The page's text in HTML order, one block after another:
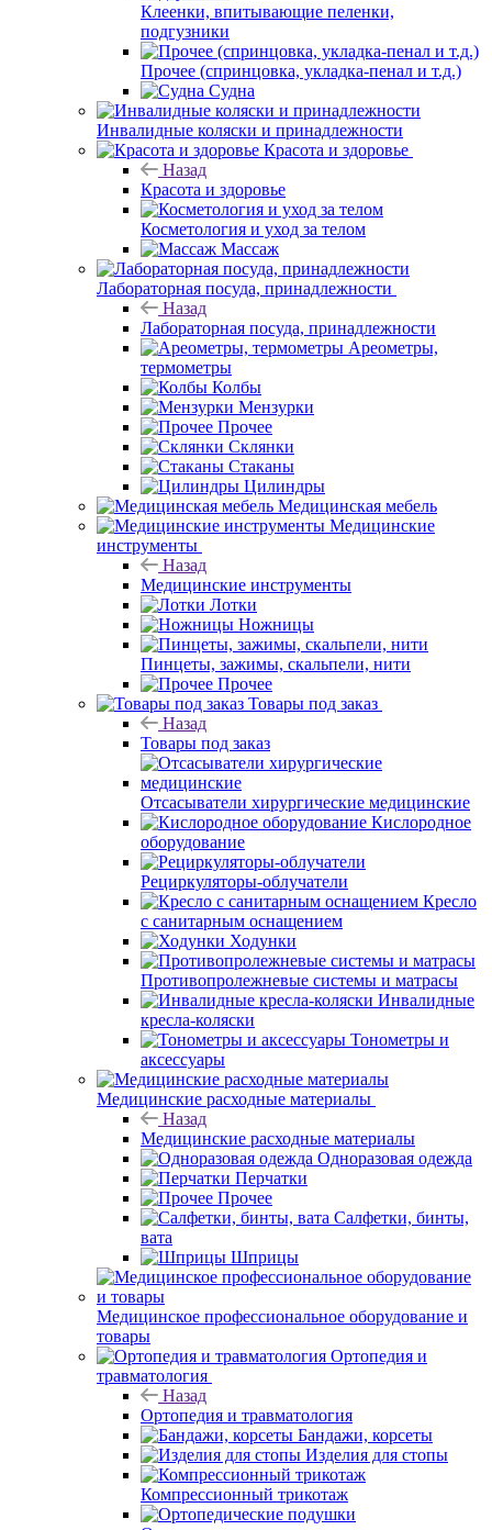
Клеенки, впитывающие пеленки,
подгузники
Прочее (спринцовка, укладка-пенал и т.д.)
Судна
Инвалидные коляски и принадлежности
Красота и здоровье
Назад
Красота и здоровье
Косметология и уход за телом
Массаж
Лабораторная посуда, принадлежности
Назад
Лабораторная посуда, принадлежности
Ареометры,
термометры
Колбы
Мензурки
Прочее
Склянки
Стаканы
Цилиндры
Медицинская мебель
Медицинские
инструменты
Назад
Медицинские инструменты
Лотки
Ножницы
Пинцеты, зажимы, скальпели, нити
Прочее
Товары под заказ
Назад
Товары под заказ
Отсасыватели хирургические медицинские
Кислородное
оборудование
Рециркуляторы-облучатели
Кресло
с санитарным оснащением
Ходунки
Противопролежневые системы и матрасы
Инвалидные
кресла-коляски
Тонометры и
аксессуары
Медицинские расходные материалы
Назад
Медицинские расходные материалы
Одноразовая одежда
Перчатки
Прочее
Салфетки, бинты,
вата
Шприцы
Медицинское профессиональное оборудование и
товары
Ортопедия и
травматология
Назад
Ортопедия и травматология
Бандажи, корсеты
Изделия для стопы
Компрессионный трикотаж